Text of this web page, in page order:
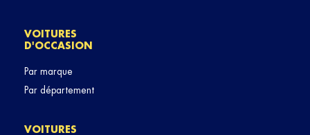
VOITURES
D'OCCASION
Par marque
Par département
VOITURES